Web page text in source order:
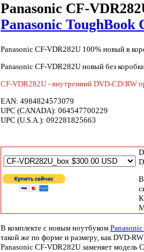
Panasonic CF-
Panasonic ToughBook
Panasonic CF-VDR282U 100% новый в
Panasonic CF-VDR282U новый без
CF-VDR282U - внутренний DVD-CD/RW
EAN: 4984824573079
UPC (CANADA): 064547700229
UPC (U.S.A.): 092281825663
В комплекте с новым ноутбуком
такой же по форме и размеру, как DVD-
Panasonic CF-VDR282U заменяет модель